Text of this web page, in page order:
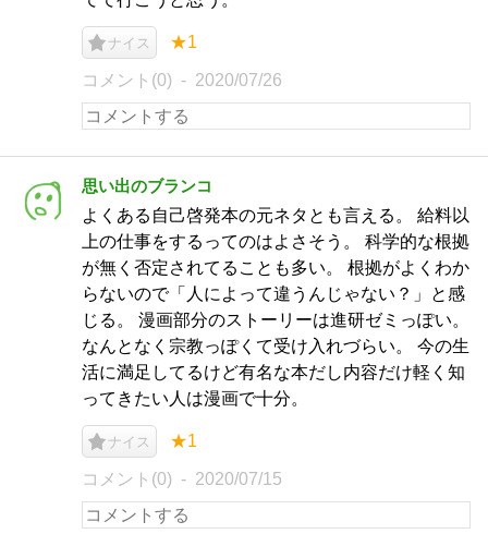
ナイス ★1
コメント(0) 2020/07/26
思い出のブランコ
よくある自己啓発本の元ネタとも言える。 給料以
上の仕事をするってのはよさそう。 科学的な根拠
が無く否定されてることも多い。 根拠がよくわか
らないので「人によって違うんじゃない？」と感
じる。 漫画部分のストーリーは進研ゼミっぽい。
なんとなく宗教っぽくて受け入れづらい。 今の生
活に満足してるけど有名な本だし内容だけ軽く知
ってきたい人は漫画で十分。
ナイス ★1
コメント(0) 2020/07/15